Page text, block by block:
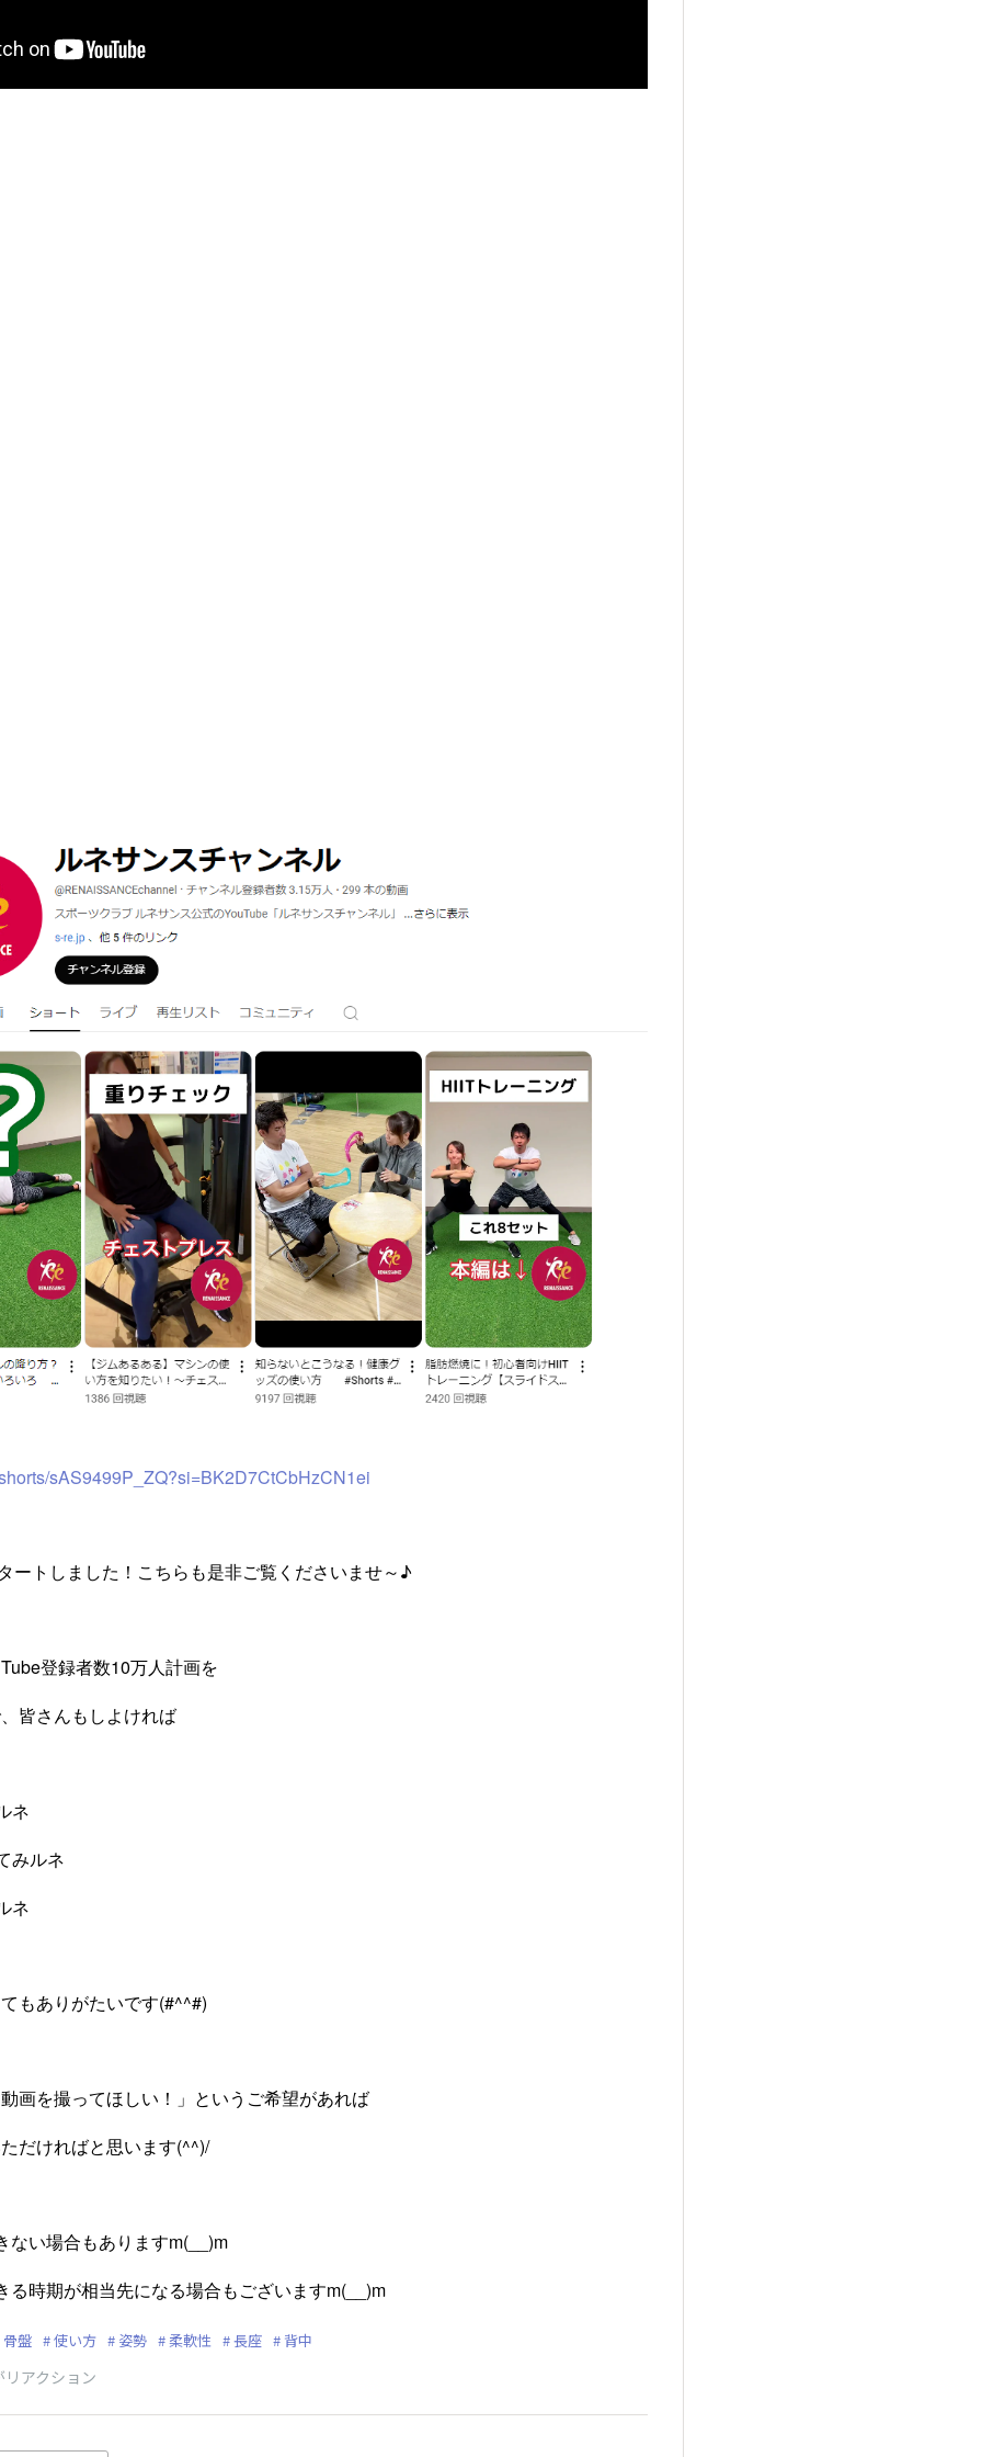
sAS9499P_ZQ?si=BK2D7CtCbHzCN1ei
ートしました！こちらも是非ご覧くださいませ～♪
登録者数10万人計画を
皆さんもしよければ
ネ
みルネ
ネ
もありがたいです(#^^#)
画を撮ってほしい！」というご希望があれば
だければと思います(^^)/
ない場合もありますm(__)m
る時期が相当先になる場合もございますm(__)m
骨盤 使い方 姿勢 柔軟性 長座 背中
リアクション